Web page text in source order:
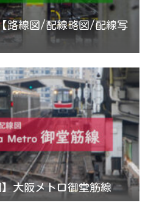
路線図/配線略図/配線写
大阪メトロ御堂筋線